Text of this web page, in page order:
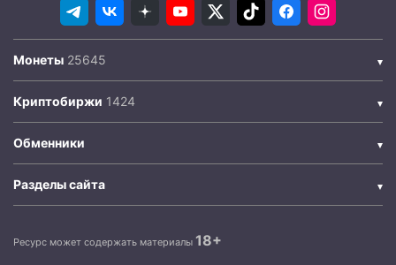
Монеты
Криптобиржи
Обменники
Разделы сайта
Ресурс может содержать материалы 18+